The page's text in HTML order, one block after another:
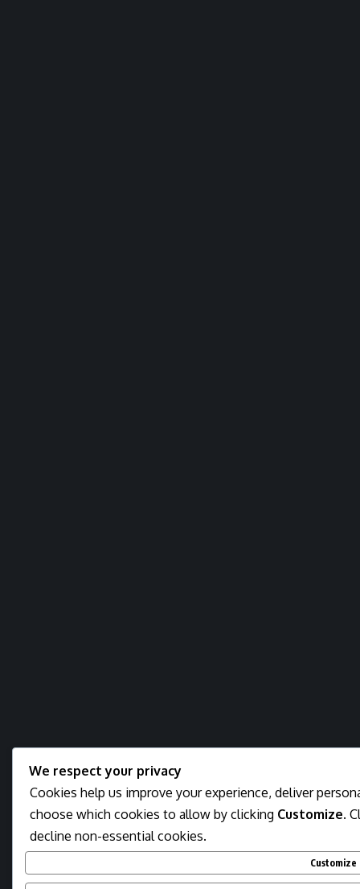
We respect your privacy
Cookies help us improve your experience, deliver
choose which cookies to allow by clicking Customize.
decline non-essential cookies.
Customize